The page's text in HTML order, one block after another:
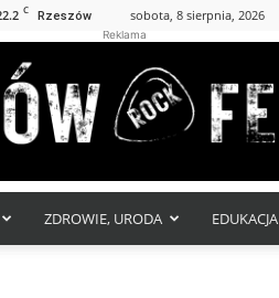
C Rzeszów sobota, 8 sierpnia, 2026
Reklama
ZDROWIE, URODA EDUKACJA